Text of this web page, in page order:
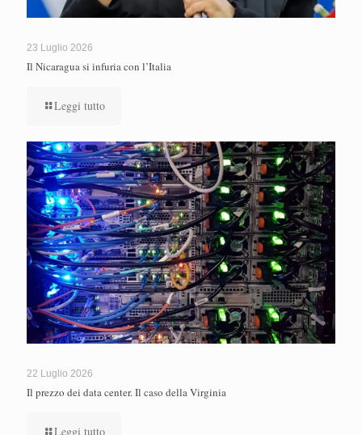
23 Luglio 2026
Il Nicaragua si infuria con l’Italia
Leggi tutto
22 Luglio 2026
Il prezzo dei data center. Il caso della Virginia
Leggi tutto